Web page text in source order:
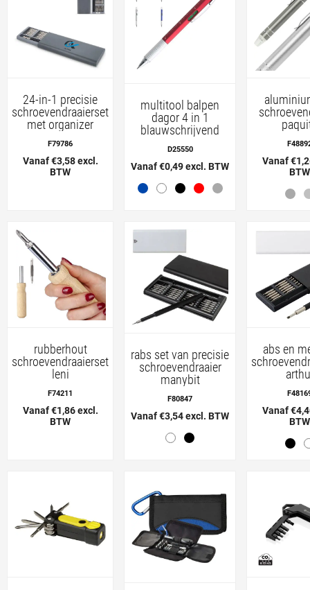
24-in-1 precisie
schroevendraaierset
met organizer
F79786
Vanaf €3,58 excl.
BTW
multitool balpen
dagor 4 in 1
blauwschrijvend
D25550
Vanaf €0,49 excl. BTW
Vanaf
BTW
rubberhout
schroevendraaierset
leni
F74211
Vanaf €1,86 excl.
BTW
rabs set van precisie
schroevendraaier
manybit
F80847
Vanaf €3,54 excl. BTW
abs en
Vanaf
BTW